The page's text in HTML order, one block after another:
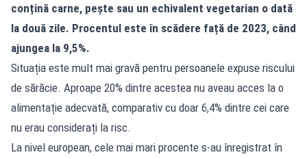
conțină carne, pește sau un echivalent vegetarian o dată
la două zile. Procentul este în scădere față de 2023, când
ajungea la 9,5%.
Situația este mult mai gravă pentru persoanele expuse riscului
de sărăcie. Aproape 20% dintre acestea nu aveau acces la o
alimentație adecvată, comparativ cu doar 6,4% dintre cei care
nu erau considerați la risc.
La nivel european, cele mai mari procente s-au înregistrat în